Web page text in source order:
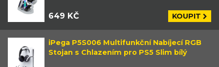
649 KČ KOUPIT
iPega P5S006 Multifunkční Nabíjecí RGB
Stojan s Chlazením pro PS5 Slim bílý